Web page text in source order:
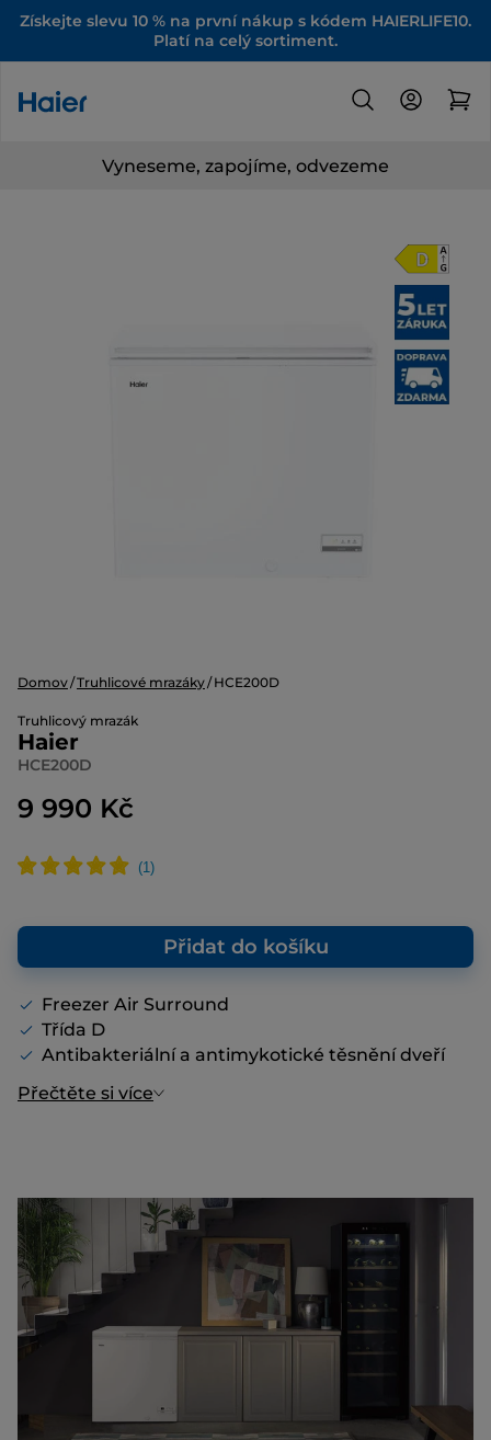
Získejte slevu 10 % na první nákup s kódem HAIERLIFE10.
Platí na celý sortiment.
Vyneseme, zapojíme, odvezeme
Domov Truhlicové mrazáky HCE200D
Truhlicový mrazák
Haier
HCE200D
9 990 Kč
Přidat do košíku
Freezer Air Surround
Třída D
Antibakteriální a antimykotické těsnění dveří
Přečtěte si více